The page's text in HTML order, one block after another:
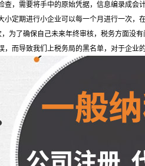
查，需要将手中的原始凭据，信息编录成
小定期进行小企业可以每一个月进行一次
为了确保自己未来年终审核，税务方面没
，而导致我们上税务局的黑名单，对于企业